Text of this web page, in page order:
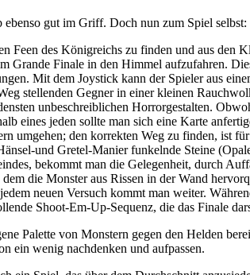
gut im Griff. Doch nun zum Spiel selbst:
Feen des Königreichs zu finden und aus den
Grande Finale in den Himmel aufzufahren.
Mit dem Joystick kann der Spieler aus
stellenden Gegner in einer kleinen
unbeschreiblichen Horrorgestalten.
eines jeden sollte man sich eine Karte
umgehen; den korrekten Weg zu finden, ist
und Gretel-Manier funkelnde Steine
bekommt man die Gelegenheit, durch
die Monster aus Rissen in der Wand
neuen Versuch kommt man weiter.
Shoot-Em-Up-Sequenz, die das Finale
Palette von Monstern gegen den Helden
ein wenig nachdenken und aufpassen.